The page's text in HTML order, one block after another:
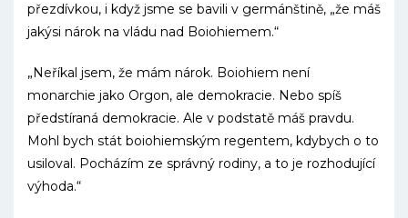
přezdívkou, i když jsme se bavili v germánštině, „že máš
jakýsi nárok na vládu nad Boiohiemem.“
„Neříkal jsem, že mám nárok. Boiohiem není
monarchie jako Orgon, ale demokracie. Nebo spíš
předstíraná demokracie. Ale v podstatě máš pravdu.
Mohl bych stát boiohiemským regentem, kdybych o to
usiloval. Pocházím ze správný rodiny, a to je rozhodující
výhoda.“